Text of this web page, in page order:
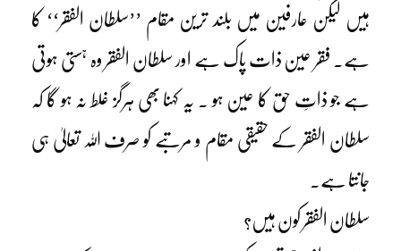
ہیں لیکن عارفین میں بلند ترین مقام ’’سلطان الفقر‘‘ کا
ہے۔ فقر عین ذات پاک ہے اور سلطان الفقر وہ ہستی ہوتی
ہے جو ذاتِ حق کا عین ہو ۔ یہ کہنا بھی ہرگز غلط نہ ہو گا کہ
سلطان الفقر کے حقیقی مقام و مرتبے کو صرف اللہ تعالیٰ ہی
جانتا ہے۔
سلطان الفقر کون ہیں؟